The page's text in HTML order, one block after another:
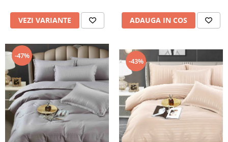
VEZI VARIANTE ADAUGA IN COS
-47%
-43%